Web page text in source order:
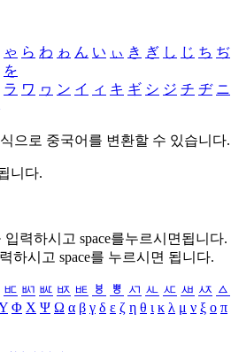
ゃ ら わ ゎ ん い ぃ き ぎ し じ ち ぢ
を
ラ ワ ヮ ン イ ィ キ ギ シ ジ チ ヂ ニ
으로 중국어를 변환할 수 있습니다.
니다.
입력하시고 space를누르시면됩니다.
하시고 space를 누르시면 됩니다.
ㅳ ㅴ ㅵ ㅶ ㅷ ㅸ ㅹ ㅺ ㅻ ㅼ ㅽ ㅾ ㅿ
Φ Χ Ψ Ω α β γ δ ε ζ η θ ι κ λ μ ν ξ ο π